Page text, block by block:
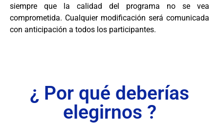
siempre que la calidad del programa no se vea
comprometida. Cualquier modificación será comunicada
con anticipación a todos los participantes.
¿ Por qué deberías
elegirnos ?